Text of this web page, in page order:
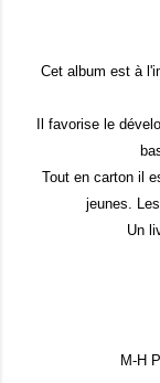
Cet album est à
Il favorise le
Tout en carton il
jeunes.
Un
M-H